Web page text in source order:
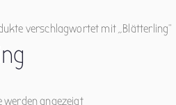
verschlagwortet mit „Blätterling“
werden angezeigt